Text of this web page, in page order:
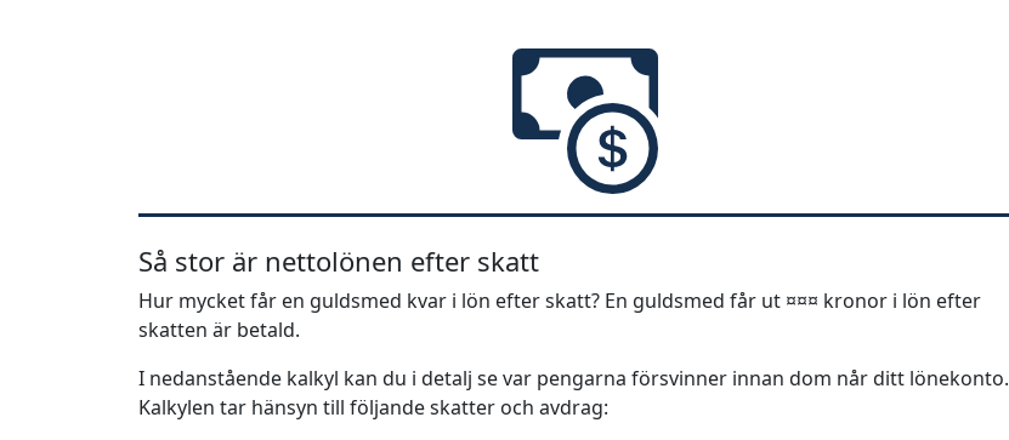
Så stor är nettolönen efter skatt
Hur mycket får en guldsmed kvar i lön efter skatt? En guldsmed får ut ¤¤¤ kronor i lön efter
skatten är betald.
I nedanstående kalkyl kan du i detalj se var pengarna försvinner innan dom når ditt lönekonto.
Kalkylen tar hänsyn till följande skatter och avdrag: